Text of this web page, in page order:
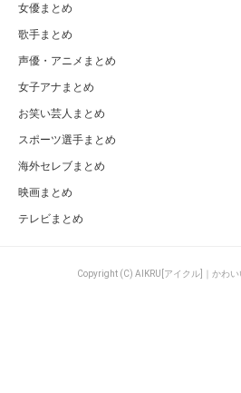
女優まとめ
歌手まとめ
声優・アニメまとめ
女子アナまとめ
お笑い芸人まとめ
スポーツ選手まとめ
海外セレブまとめ
映画まとめ
テレビまとめ
Copyright (C) AIKRU[アイクル]｜かわ